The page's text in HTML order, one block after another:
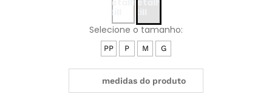
PP P M G
medidas do produto